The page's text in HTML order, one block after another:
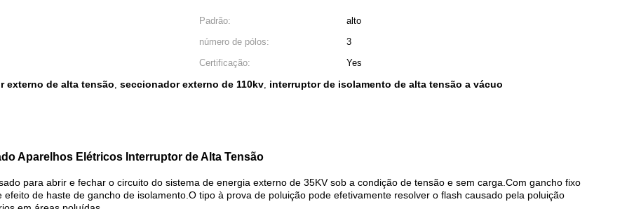
Padrão:
alto
número de pólos:
3
Certificação:
Yes
externo de alta tensão, seccionador externo de 110kv, interruptor de isolamento de alta tensão a vácuo
Aparelhos Elétricos Interruptor de Alta Tensão
para abrir e fechar o circuito do sistema de energia externo de 35KV sob a condição de tensão e sem carga.Com gancho fixo
de haste de gancho de isolamento.O tipo à prova de poluição pode efetivamente resolver o flash causado pela poluição